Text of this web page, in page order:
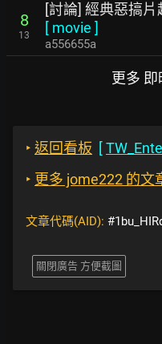
8
13
[討論] 經典惡搞
[ movie ]
a556655a
更多 即
‣ 返回看板 [
‣ 更多 jome222 的文
文章代碼(AID):
關閉廣告 方便截圖